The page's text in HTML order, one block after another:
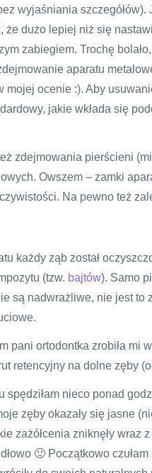
wyjaśniania szczegółów).
że dużo lepiej niż się
zabiegiem. Trochę
aparatu
mojej ocenie :). Aby
jakie wkłada się
zdejmowania pierścieni
Owszem – zamki
Na pewno też
każdy ząb został
(tzw. bajtów). Samo
są nadwrażliwe, nie jest to
pani ortodontka zrobiła mi
retencyjny na dolne zęby
spędziłam nieco ponad
zęby okazały się jasne
zażółcenia zniknęły wraz
🙂 Początkowo